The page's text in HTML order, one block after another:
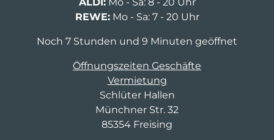
ALDI:Mo - Sa: 8 - 20 Uhr
REWE:Mo - Sa: 7 - 20 Uhr
Noch 7 Stunden und 9 Minuten geöffnet
Öffnungszeiten Geschäfte
Vermietung
Schlüter Hallen
Münchner Str. 32
85354 Freising